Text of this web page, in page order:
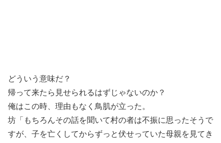
どういう意味だ？
帰って来たら見せられるはずじゃないのか？
俺はこの時、理由もなく鳥肌が立った。
坊「もちろんその話を聞いて村の者は不振に思ったそうで
すが、子を亡くしてからずっと伏せっていた母親を見てき